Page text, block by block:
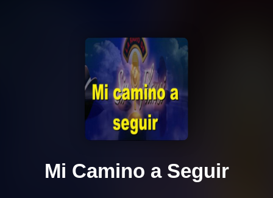
Mi Camino a Seguir